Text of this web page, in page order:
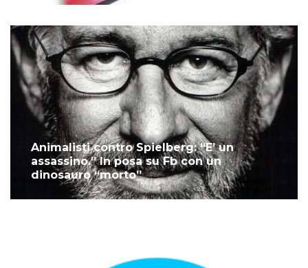
Animalisti contro Spielberg: “E’ un
assassino.” In posa su Fb con un
dinosauro “morto”